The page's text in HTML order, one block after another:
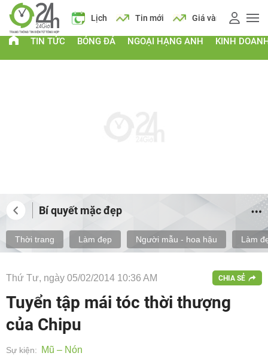
Lịch Tin mới Giá vàng Giá xăng Lịch
TIN TỨC BÓNG ĐÁ NGOẠI HẠNG ANH KINH
Bí quyết mặc đẹp
Thời trang Làm đẹp Người mẫu - hoa hậu Làm
Thứ Tư, ngày 05/02/2014 10:36 AM CHIA SẺ
Tuyển tập mái tóc thời thượng
của Chipu
Sự kiện: Mũ – Nón